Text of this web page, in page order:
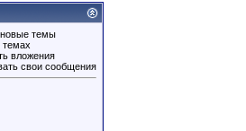
новые темы
темах
вложения
свои сообщения